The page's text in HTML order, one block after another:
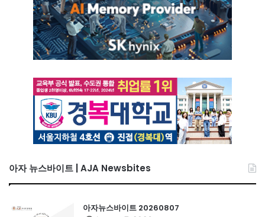
아자 뉴스바이트 | AJA Newsbites
아자뉴스바이트 20260807